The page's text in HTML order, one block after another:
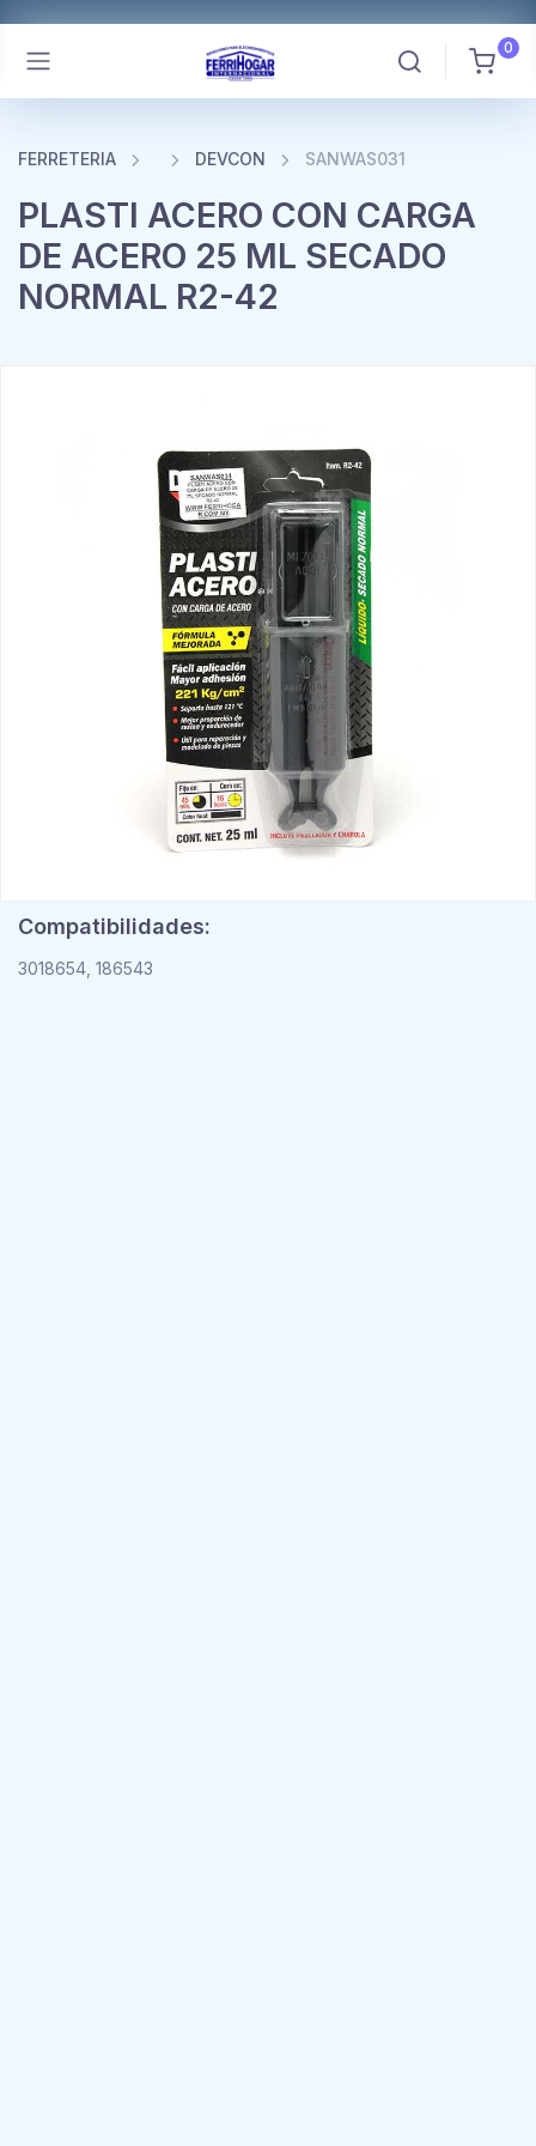
0
FERRETERIA DEVCON SANWAS031
PLASTI ACERO CON CARGA
DE ACERO 25 ML SECADO
NORMAL R2-42
Compatibilidades:
3018654, 186543